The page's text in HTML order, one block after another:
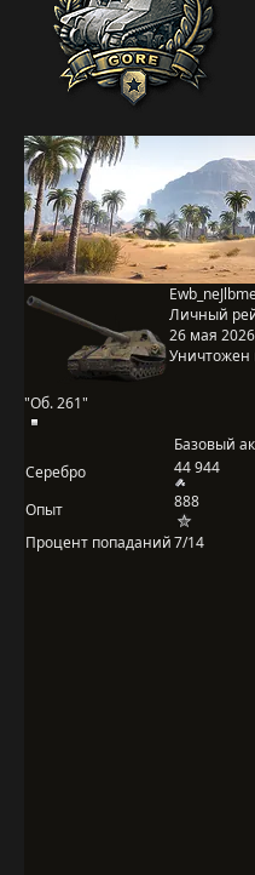
"Об. 261"
Личный
26 мая 2026
Уничтожен
Базовый
Серебро
44 944
Опыт 888
Процент попаданий7/14